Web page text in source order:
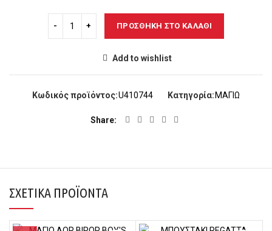
ΠΡΟΣΘΉΚΗ ΣΤΟ ΚΑΛΆΘΙ
Add to wishlist
Κωδικός προϊόντος:U410744 Κατηγορία: ΜΑΓΙΩ
Share
ΣΧΕΤΙΚΆ ΠΡΟΪΌΝΤΑ